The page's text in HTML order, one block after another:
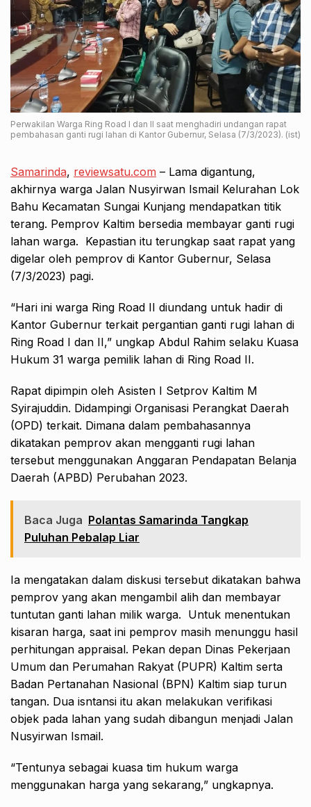
Perwakilan Warga Ring Road I dan II saat menghadiri undangan rapat
pembahasan ganti rugi lahan di Kantor Gubernur, Selasa (7/3/2023). (ist)
Samarinda, reviewsatu.com – Lama digantung,
akhirnya warga Jalan Nusyirwan Ismail Kelurahan Lok
Bahu Kecamatan Sungai Kunjang mendapatkan titik
terang. Pemprov Kaltim bersedia membayar ganti rugi
lahan warga. Kepastian itu terungkap saat rapat yang
digelar oleh pemprov di Kantor Gubernur, Selasa
(7/3/2023) pagi.
“Hari ini warga Ring Road II diundang untuk hadir di
Kantor Gubernur terkait pergantian ganti rugi lahan di
Ring Road I dan II,” ungkap Abdul Rahim selaku Kuasa
Hukum 31 warga pemilik lahan di Ring Road II.
Rapat dipimpin oleh Asisten I Setprov Kaltim M
Syirajuddin. Didampingi Organisasi Perangkat Daerah
(OPD) terkait. Dimana dalam pembahasannya
dikatakan pemprov akan mengganti rugi lahan
tersebut menggunakan Anggaran Pendapatan Belanja
Daerah (APBD) Perubahan 2023.
Baca Juga Polantas Samarinda Tangkap
Puluhan Pebalap Liar
Ia mengatakan dalam diskusi tersebut dikatakan bahwa
pemprov yang akan mengambil alih dan membayar
tuntutan ganti lahan milik warga. Untuk menentukan
kisaran harga, saat ini pemprov masih menunggu hasil
perhitungan appraisal. Pekan depan Dinas Pekerjaan
Umum dan Perumahan Rakyat (PUPR) Kaltim serta
Badan Pertanahan Nasional (BPN) Kaltim siap turun
tangan. Dua isntansi itu akan melakukan verifikasi
objek pada lahan yang sudah dibangun menjadi Jalan
Nusyirwan Ismail.
“Tentunya sebagai kuasa tim hukum warga
menggunakan harga yang sekarang,” ungkapnya.